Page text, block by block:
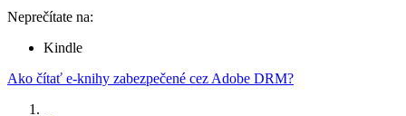
Neprečítate na:
Kindle
Ako čítať e-knihy zabezpečené cez Adobe DRM?